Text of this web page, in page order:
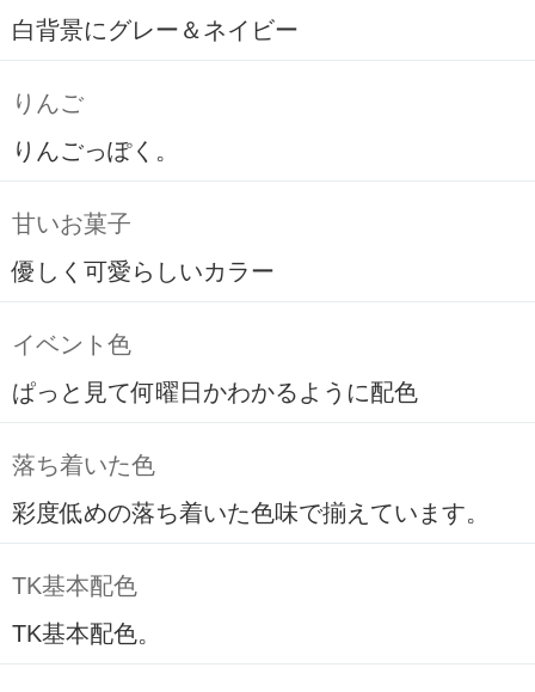
白背景にグレー＆ネイビー
りんご
りんごっぽく。
甘いお菓子
優しく可愛らしいカラー
イベント色
ぱっと見て何曜日かわかるように配色
落ち着いた色
彩度低めの落ち着いた色味で揃えています。
TK基本配色
TK基本配色。